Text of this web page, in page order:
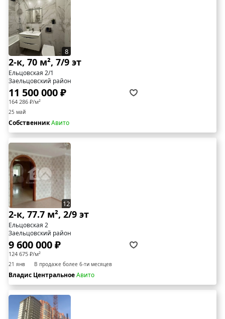
8
2-к, 70 м², 7/9 эт
Ельцовская 2/1
Заельцовский район
11 500 000 ₽
164 286 ₽/м²
25 май
СобственникАвито
12
2-к, 77.7 м², 2/9 эт
Ельцовская 2
Заельцовский район
9 600 000 ₽
124 675 ₽/м²
21 янв В продаже более 6-ти месяцев
Владис ЦентральноеАвито